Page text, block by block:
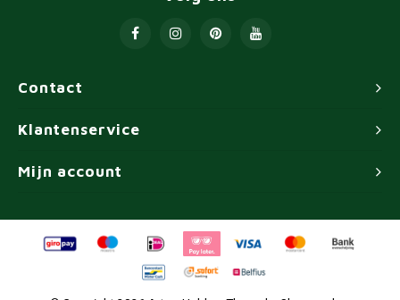
Contact
Klantenservice
Mijn account